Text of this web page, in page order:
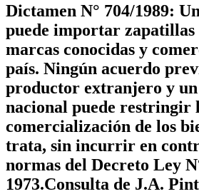
Dictamen N° 704/1989:
puede importar zapatillas
marcas conocidas y
país. Ningún acuerdo
productor extranjero y
nacional puede restringir
comercialización de los
trata, sin incurrir en
normas del Decreto Ley
1973.Consulta de J.A.